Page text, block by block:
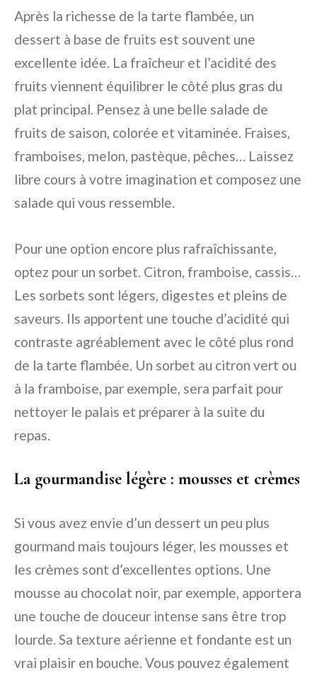
Après la richesse de la tarte flambée, un
dessert à base de fruits est souvent une
excellente idée. La fraîcheur et l’acidité des
fruits viennent équilibrer le côté plus gras du
plat principal. Pensez à une belle salade de
fruits de saison, colorée et vitaminée. Fraises,
framboises, melon, pastèque, pêches… Laissez
libre cours à votre imagination et composez une
salade qui vous ressemble.
Pour une option encore plus rafraîchissante,
optez pour un sorbet. Citron, framboise, cassis…
Les sorbets sont légers, digestes et pleins de
saveurs. Ils apportent une touche d’acidité qui
contraste agréablement avec le côté plus rond
de la tarte flambée. Un sorbet au citron vert ou
à la framboise, par exemple, sera parfait pour
nettoyer le palais et préparer à la suite du
repas.
La gourmandise légère : mousses et crèmes
Si vous avez envie d’un dessert un peu plus
gourmand mais toujours léger, les mousses et
les crèmes sont d’excellentes options. Une
mousse au chocolat noir, par exemple, apportera
une touche de douceur intense sans être trop
lourde. Sa texture aérienne et fondante est un
vrai plaisir en bouche. Vous pouvez également